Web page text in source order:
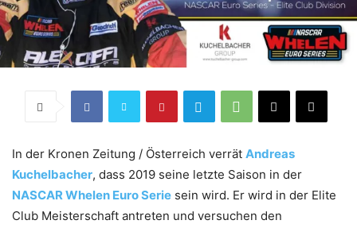
In der Kronen Zeitung / Österreich verrät Andreas
Kuchelbacher, dass 2019 seine letzte Saison in der
NASCAR Whelen Euro Serie sein wird. Er wird in der Elite
Club Meisterschaft antreten und versuchen den